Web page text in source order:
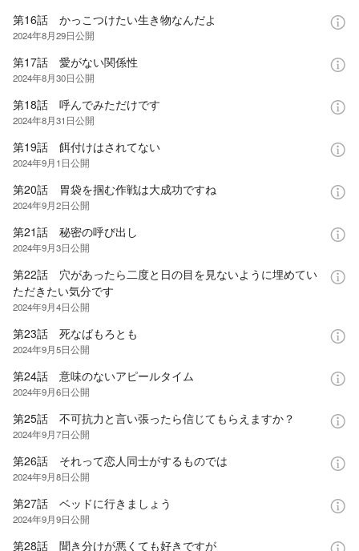
第16話 かっこつけたい生き物なんだよ
2024年8月29日公開
第17話 愛がない関係性
2024年8月30日公開
第18話 呼んでみただけです
2024年8月31日公開
第19話 餌付けはされてない
2024年9月1日公開
第20話 胃袋を掴む作戦は大成功ですね
2024年9月2日公開
第21話 秘密の呼び出し
2024年9月3日公開
第22話 穴があったら二度と日の目を見ないように埋めてい
ただきたい気分です
2024年9月4日公開
第23話 死なばもろとも
2024年9月5日公開
第24話 意味のないアピールタイム
2024年9月6日公開
第25話 不可抗力と言い張ったら信じてもらえますか？
2024年9月7日公開
第26話 それって恋人同士がするものでは
2024年9月8日公開
第27話 ベッドに行きましょう
2024年9月9日公開
第28話 聞き分けが悪くても好きですが